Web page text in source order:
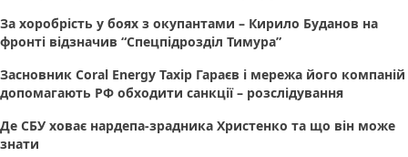
За хоробрість у боях з окупантами – Кирило Буданов на
фронті відзначив “Спецпідрозділ Тимура”
Засновник Coral Energy Тахір Гараєв і мережа його компаній
допомагають РФ обходити санкції – розслідування
Де СБУ ховає нардепа-зрадника Христенко та що він може
знати